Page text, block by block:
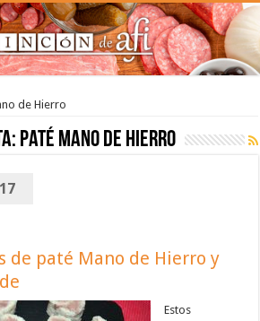
de Hierro
paté Mano de Hierro
de paté Mano de Hierro y
Estos